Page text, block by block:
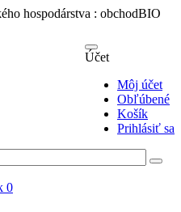
hospodárstva : obchodBIO
Účet
Môj účet
Obľúbené
Košík
Prihlásiť sa
0